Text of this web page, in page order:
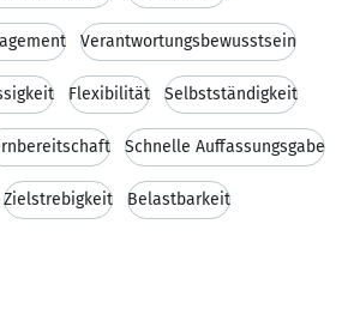
Verantwortungsbewusstsein
Flexibilität Selbstständigkeit
Schnelle Auffassungsgabe
Zielstrebigkeit Belastbarkeit